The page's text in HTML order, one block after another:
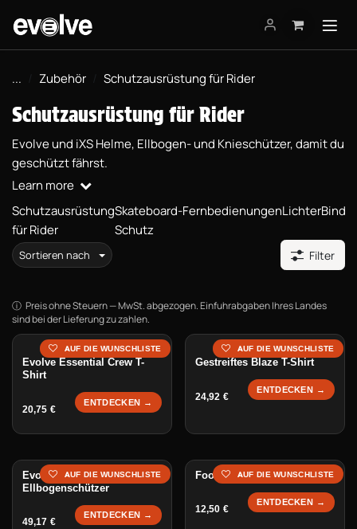
... Zubehör Schutzausrüstung für Rider
Schutzausrüstung für Rider
Evolve und iXS Helme, Ellbogen- und Knieschützer, damit du
geschützt fährst.
Learn more
Schutzausrüstung
für Rider
Skateboard-
Schutz
FernbedienungenLichter
Sortieren nach Filter
Preis ohne Steuern — MwSt. abgezogen. Einfuhrabgaben Ihres Landes
sind bei der Lieferung zu zahlen.
Evolve Essential Crew T-
Shirt
20,75 €
ENTDECKEN →
AUF DIE WUNSCHLISTE
Gestreiftes Blaze T-Shirt
24,92 €
ENTDECKEN →
AUF DIE WUNSCHLISTE
Evolve Knie- und
Ellbogenschützer
49,17 €
ENTDECKEN →
AUF DIE WUNSCHLISTE Foot-Stop / Fußstopper
12,50€
ENTDECKEN →
AUF DIE WUNSCHLISTE